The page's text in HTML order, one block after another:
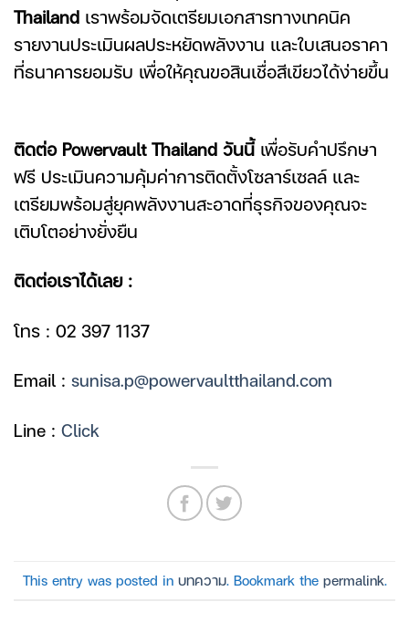
Thailand เราพร้อมจัดเตรียมเอกสารทางเทคนิค
รายงานประเมินผลประหยัดพลังงาน และใบเสนอราคา
ที่ธนาคารยอมรับ เพื่อให้คุณขอสินเชื่อสีเขียวได้ง่ายขึ้น
ติดต่อ Powervault Thailand วันนี้เพื่อรับคำปรึกษา
ฟรี ประเมินความคุ้มค่าการติดตั้งโซลาร์เซลล์ และ
เตรียมพร้อมสู่ยุคพลังงานสะอาดที่ธุรกิจของคุณจะ
เติบโตอย่างยั่งยืน
ติดต่อเราได้เลย :
โทร : 02 397 1137
Email : sunisa.p@powervaultthailand.com
Line : Click
This entry was posted in บทความ. Bookmark the permalink.